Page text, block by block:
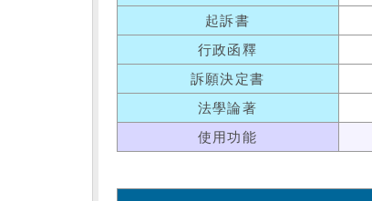
起訴書
行政函釋
訴願決定書
法學論著
使用功能